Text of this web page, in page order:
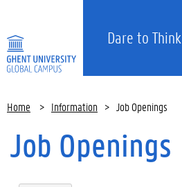
Dare to Think
Home > Information > Job Openings
Job Openings